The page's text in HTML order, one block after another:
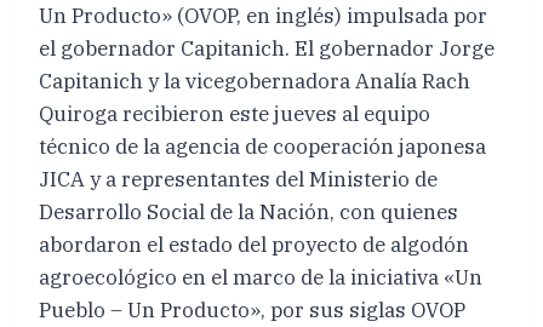
Un Producto» (OVOP, en inglés) impulsada por
el gobernador Capitanich. El gobernador Jorge
Capitanich y la vicegobernadora Analía Rach
Quiroga recibieron este jueves al equipo
técnico de la agencia de cooperación japonesa
JICA y a representantes del Ministerio de
Desarrollo Social de la Nación, con quienes
abordaron el estado del proyecto de algodón
agroecológico en el marco de la iniciativa «Un
Pueblo – Un Producto», por sus siglas OVOP